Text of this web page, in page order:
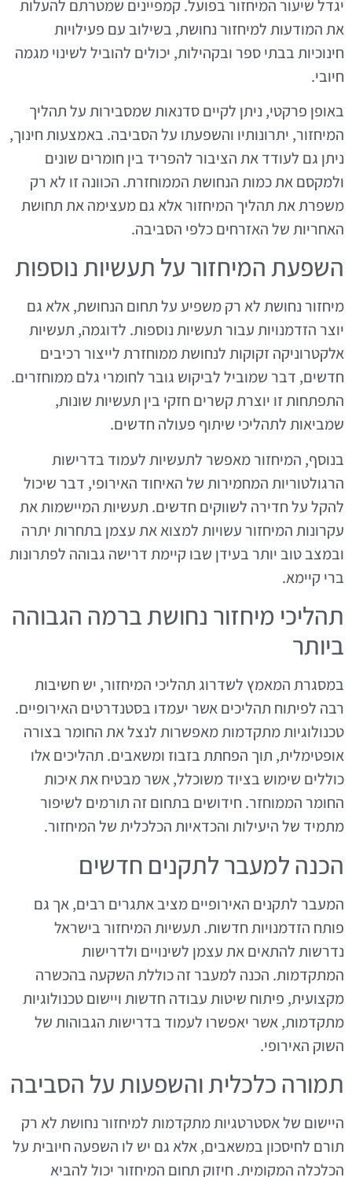
יגדל שיעור המיחזור בפועל. קמפיינים שמטרתם להעלות
את המודעות למיחזור נחושת, בשילוב עם פעילויות
חינוכיות בבתי ספר ובקהילות, יכולים להוביל לשינוי מגמה
חיובי.
באופן פרקטי, ניתן לקיים סדנאות שמסבירות על תהליך
המיחזור, יתרונותיו והשפעתו על הסביבה. באמצעות חינוך,
ניתן גם לעודד את הציבור להפריד בין חומרים שונים
ולמקסם את כמות הנחושת הממוחזרת. הכוונה זו לא רק
משפרת את תהליך המיחזור אלא גם מעצימה את תחושת
האחריות של האזרחים כלפי הסביבה.
השפעת המיחזור על תעשיות נוספות
מיחזור נחושת לא רק משפיע על תחום הנחושת, אלא גם
יוצר הזדמנויות עבור תעשיות נוספות. לדוגמה, תעשיות
אלקטרוניקה זקוקות לנחושת ממוחזרת לייצור רכיבים
חדשים, דבר שמוביל לביקוש גובר לחומרי גלם ממוחזרים.
התפתחות זו יוצרת קשרים חזקי בין תעשיות שונות,
שמביאות לתהליכי שיתוף פעולה חדשים.
בנוסף, המיחזור מאפשר לתעשיות לעמוד בדרישות
הרגולטוריות המחמירות של האיחוד האירופי, דבר שיכול
להקל על חדירה לשווקים חדשים. תעשיות המיישמות את
עקרונות המיחזור עשויות למצוא את עצמן בתחרות יתרה
ובמצב טוב יותר בעידן שבו קיימת דרישה גבוהה לפתרונות
ברי קיימא.
תהליכי מיחזור נחושת ברמה הגבוהה
ביותר
במסגרת המאמץ לשדרוג תהליכי המיחזור, יש חשיבות
רבה לפיתוח תהליכים אשר יעמדו בסטנדרטים האירופיים.
טכנולוגיות מתקדמות מאפשרות לנצל את החומר בצורה
אופטימלית, תוך הפחתת בזבוז ומשאבים. תהליכים אלו
כוללים שימוש בציוד משוכלל, אשר מבטיח את איכות
החומר הממוחזר. חידושים בתחום זה תורמים לשיפור
מתמיד של היעילות והכדאיות הכלכלית של המיחזור.
הכנה למעבר לתקנים חדשים
המעבר לתקנים האירופיים מציב אתגרים רבים, אך גם
פותח הזדמנויות חדשות. תעשיות המיחזור בישראל
נדרשות להתאים את עצמן לשינויים ולדרישות
המתקדמות. הכנה למעבר זה כוללת השקעה בהכשרה
מקצועית, פיתוח שיטות עבודה חדשות ויישום טכנולוגיות
מתקדמות, אשר יאפשרו לעמוד בדרישות הגבוהות של
השוק האירופי.
תמורה כלכלית והשפעות על הסביבה
היישום של אסטרטגיות מתקדמות למיחזור נחושת לא רק
תורם לחיסכון במשאבים, אלא גם יש לו השפעה חיובית על
הכלכלה המקומית. חיזוק תחום המיחזור יכול להביא